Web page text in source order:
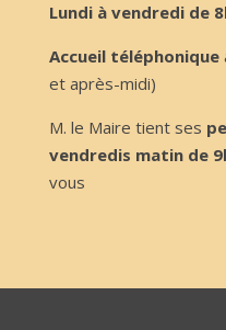
Lundi à vendredi de
Accueil téléphonique
et après-midi)
M. le Maire tient ses
vendredis matin de
vous